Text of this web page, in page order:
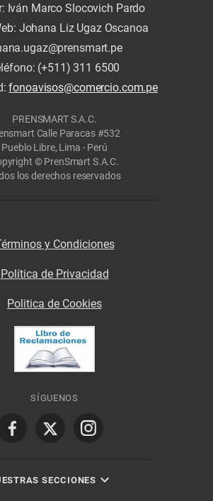
Iván Marco Slocovich Pardo
Johana Liz Ugaz Oscanoa
(+511) 311 6500
fonoavisos@comercio.com.pe
PRENSMART S.A.C.
Calle Paracas #532
Pueblo Libre, Lima - Perú
© PrenSmart S.A.C.
los derechos reservados
y Condiciones
Política de Privacidad
Politica de Cookies
SÍGUENOS
SECCIONES